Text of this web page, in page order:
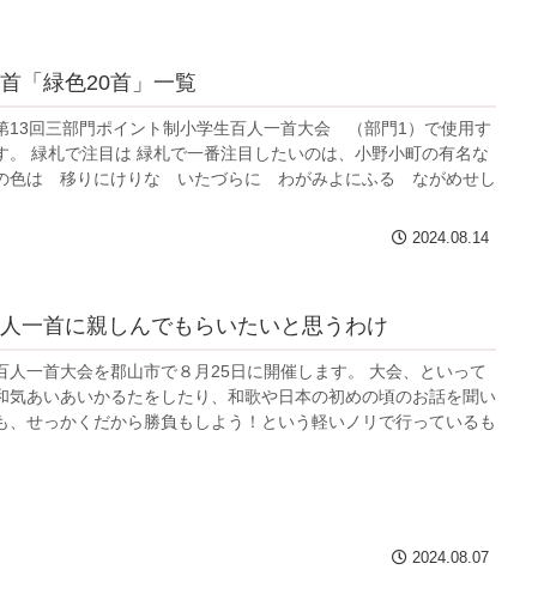
「緑色20首」一覧
13回三部門ポイント制小学生百人一首大会 （部門1）で使用す
。 緑札で注目は 緑札で一番注目したいのは、小野小町の有名な
色は 移りにけりな いたづらに わがみよにふる ながめせし
2024.08.14
一首に親しんでもらいたいと思うわけ
人一首大会を郡山市で８月25日に開催します。 大会、といって
気あいあいかるたをしたり、和歌や日本の初めの頃のお話を聞い
、せっかくだから勝負もしよう！という軽いノリで行っているも
2024.08.07